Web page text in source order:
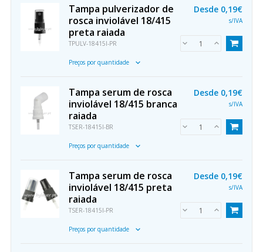
Tampa pulverizador de
rosca inviolável 18/415
preta raiada
TPULV-18415I-PR
Preços por quantidade
Desde 0,19€
s/IVA
Tampa serum de rosca
inviolável 18/415 branca
raiada
TSER-18415I-BR
Preços por quantidade
Desde 0,19€
s/IVA
Tampa serum de rosca
inviolável 18/415 preta
raiada
TSER-18415I-PR
Preços por quantidade
Desde 0,19€
s/IVA